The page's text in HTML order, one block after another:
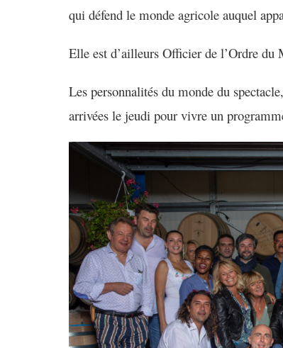
qui défend le monde agricole auquel
Elle est d’ailleurs Officier de l’Ordre du
Les personnalités du monde du
arrivées le jeudi pour vivre un